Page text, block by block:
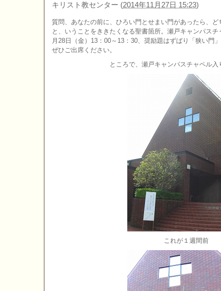
キリスト教センター (2014年11月27日 15:23)
質問、あなたの前に、ひろい門とせまい門があったら、
と、いうことをききたくなる聖書箇所。瀬戸キャンパス
月28日（金）13：00～13：30、奨励題はずばり「狭い門
ぜひご出席ください。
ところで、瀬戸キャンパスチャペル入
これが１週間前